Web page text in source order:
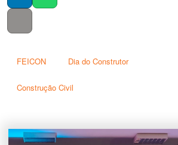
LinkedInWhatsapp
Copy link
FEICON Dia do Construtor
Construção Civil